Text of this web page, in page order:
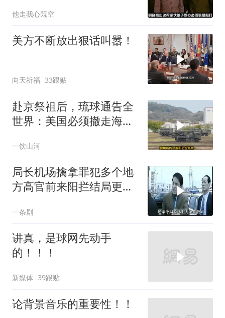
他走我心既空
美方不断放出狠话叫嚣！
向天祈福 33跟贴
赴京祭祖后，琉球通告全
世界：美国必须撤走海马
一饮山河
局长机场擒拿罪犯多个地
方高官前来阳拦结局更引
一条剧
讲真，是球网先动手
的！！！
新媒体 39跟贴
论背景音乐的重要性！！